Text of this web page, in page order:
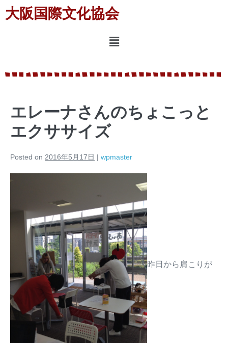
大阪国際文化協会
エレーナさんのちょこっと
エクササイズ
Posted on 2016年5月17日 | wpmaster
昨日から肩こりが